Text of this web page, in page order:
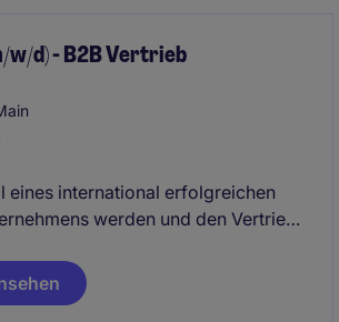
w/d) - B2B Vertrieb
eines international erfolgreichen
werden und den Vertrieb
Inside Sales Mitarbeiter
Leidenschaft Kunden betreut,